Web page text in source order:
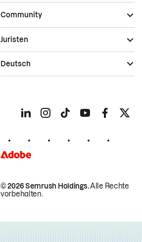
Community
© 2026 Semrush Holdings.Alle Rechte
vorbehalten.
Juristen
Deutsch